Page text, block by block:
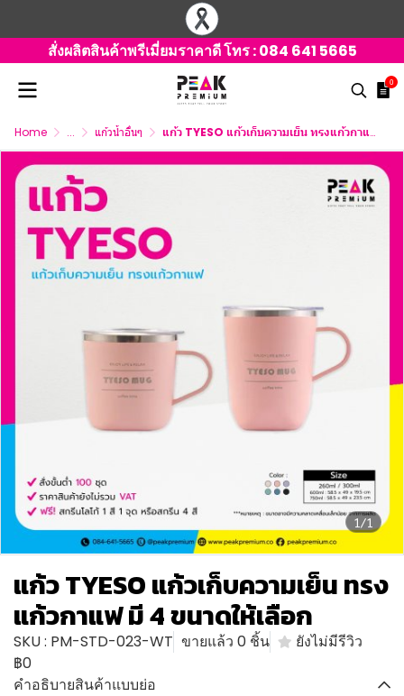
สั่งผลิตสินค้าพรีเมี่ยมราคาดี โทร :084 641 5665
0
Home ... แก้วน้ำอื่นๆ แก้ว TYESO แก้วเก็บความเย็น ทรงแก้วกาแฟ มี 4 ขนาดให้เลือก
1/1
แก้ว TYESO แก้วเก็บความเย็น ทรง
แก้วกาแฟ มี 4 ขนาดให้เลือก
SKU : PM-STD-023-WT ขายแล้ว 0 ชิ้น
ยังไม่มีรีวิว
฿0
คำอธิบายสินค้าแบบย่อ